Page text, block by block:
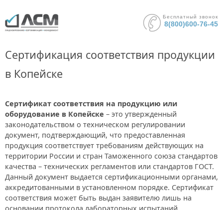
Бесплатный звонок
8(800)600-76-45
Сертификация соответствия продукции
в Копейске
Сертификат соответствия на продукцию или
оборудование в Копейске – это утвержденный
законодательством о техническом регулировании
документ, подтверждающий, что предоставленная
продукция соответствует требованиям действующих на
территории России и стран Таможенного союза стандартов
качества – технических регламентов или стандартов ГОСТ.
Данный документ выдается сертификационными органами,
аккредитованными в установленном порядке. Сертификат
соответствия может быть выдан заявителю лишь на